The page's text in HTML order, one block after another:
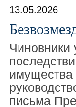
13.05.2026
Чиновники
имущества
письма